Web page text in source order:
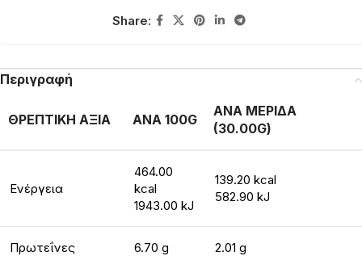
Share:
Περιγραφή
ΘΡΕΠΤΙΚΗ ΑΞΙΑ ΑΝΑ 100G
ΑΝΑ ΜΕΡΙΔΑ
(30.00G)
Ενέργεια
464.00
kcal
1943.00 kJ
139.20 kcal
582.90 kJ
Πρωτεΐνες 6.70 g 2.01 g